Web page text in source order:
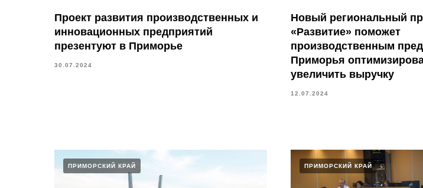
Проект развития производственных и
инновационных предприятий
презентуют в Приморье
30.07.2024
Новый региональный
«Развитие» поможет
производственным
Приморья
увеличить выручку
12.07.2024
ПРИМОРСКИЙ КРАЙ ПРИМОРСКИЙ КРАЙ